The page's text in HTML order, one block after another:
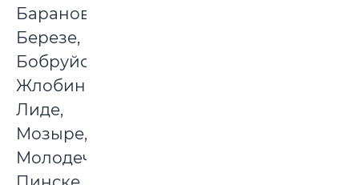
Барановичах,
Березе,
Бобруйске,
Жлобине,
Лиде,
Мозыре,
Молодечно,